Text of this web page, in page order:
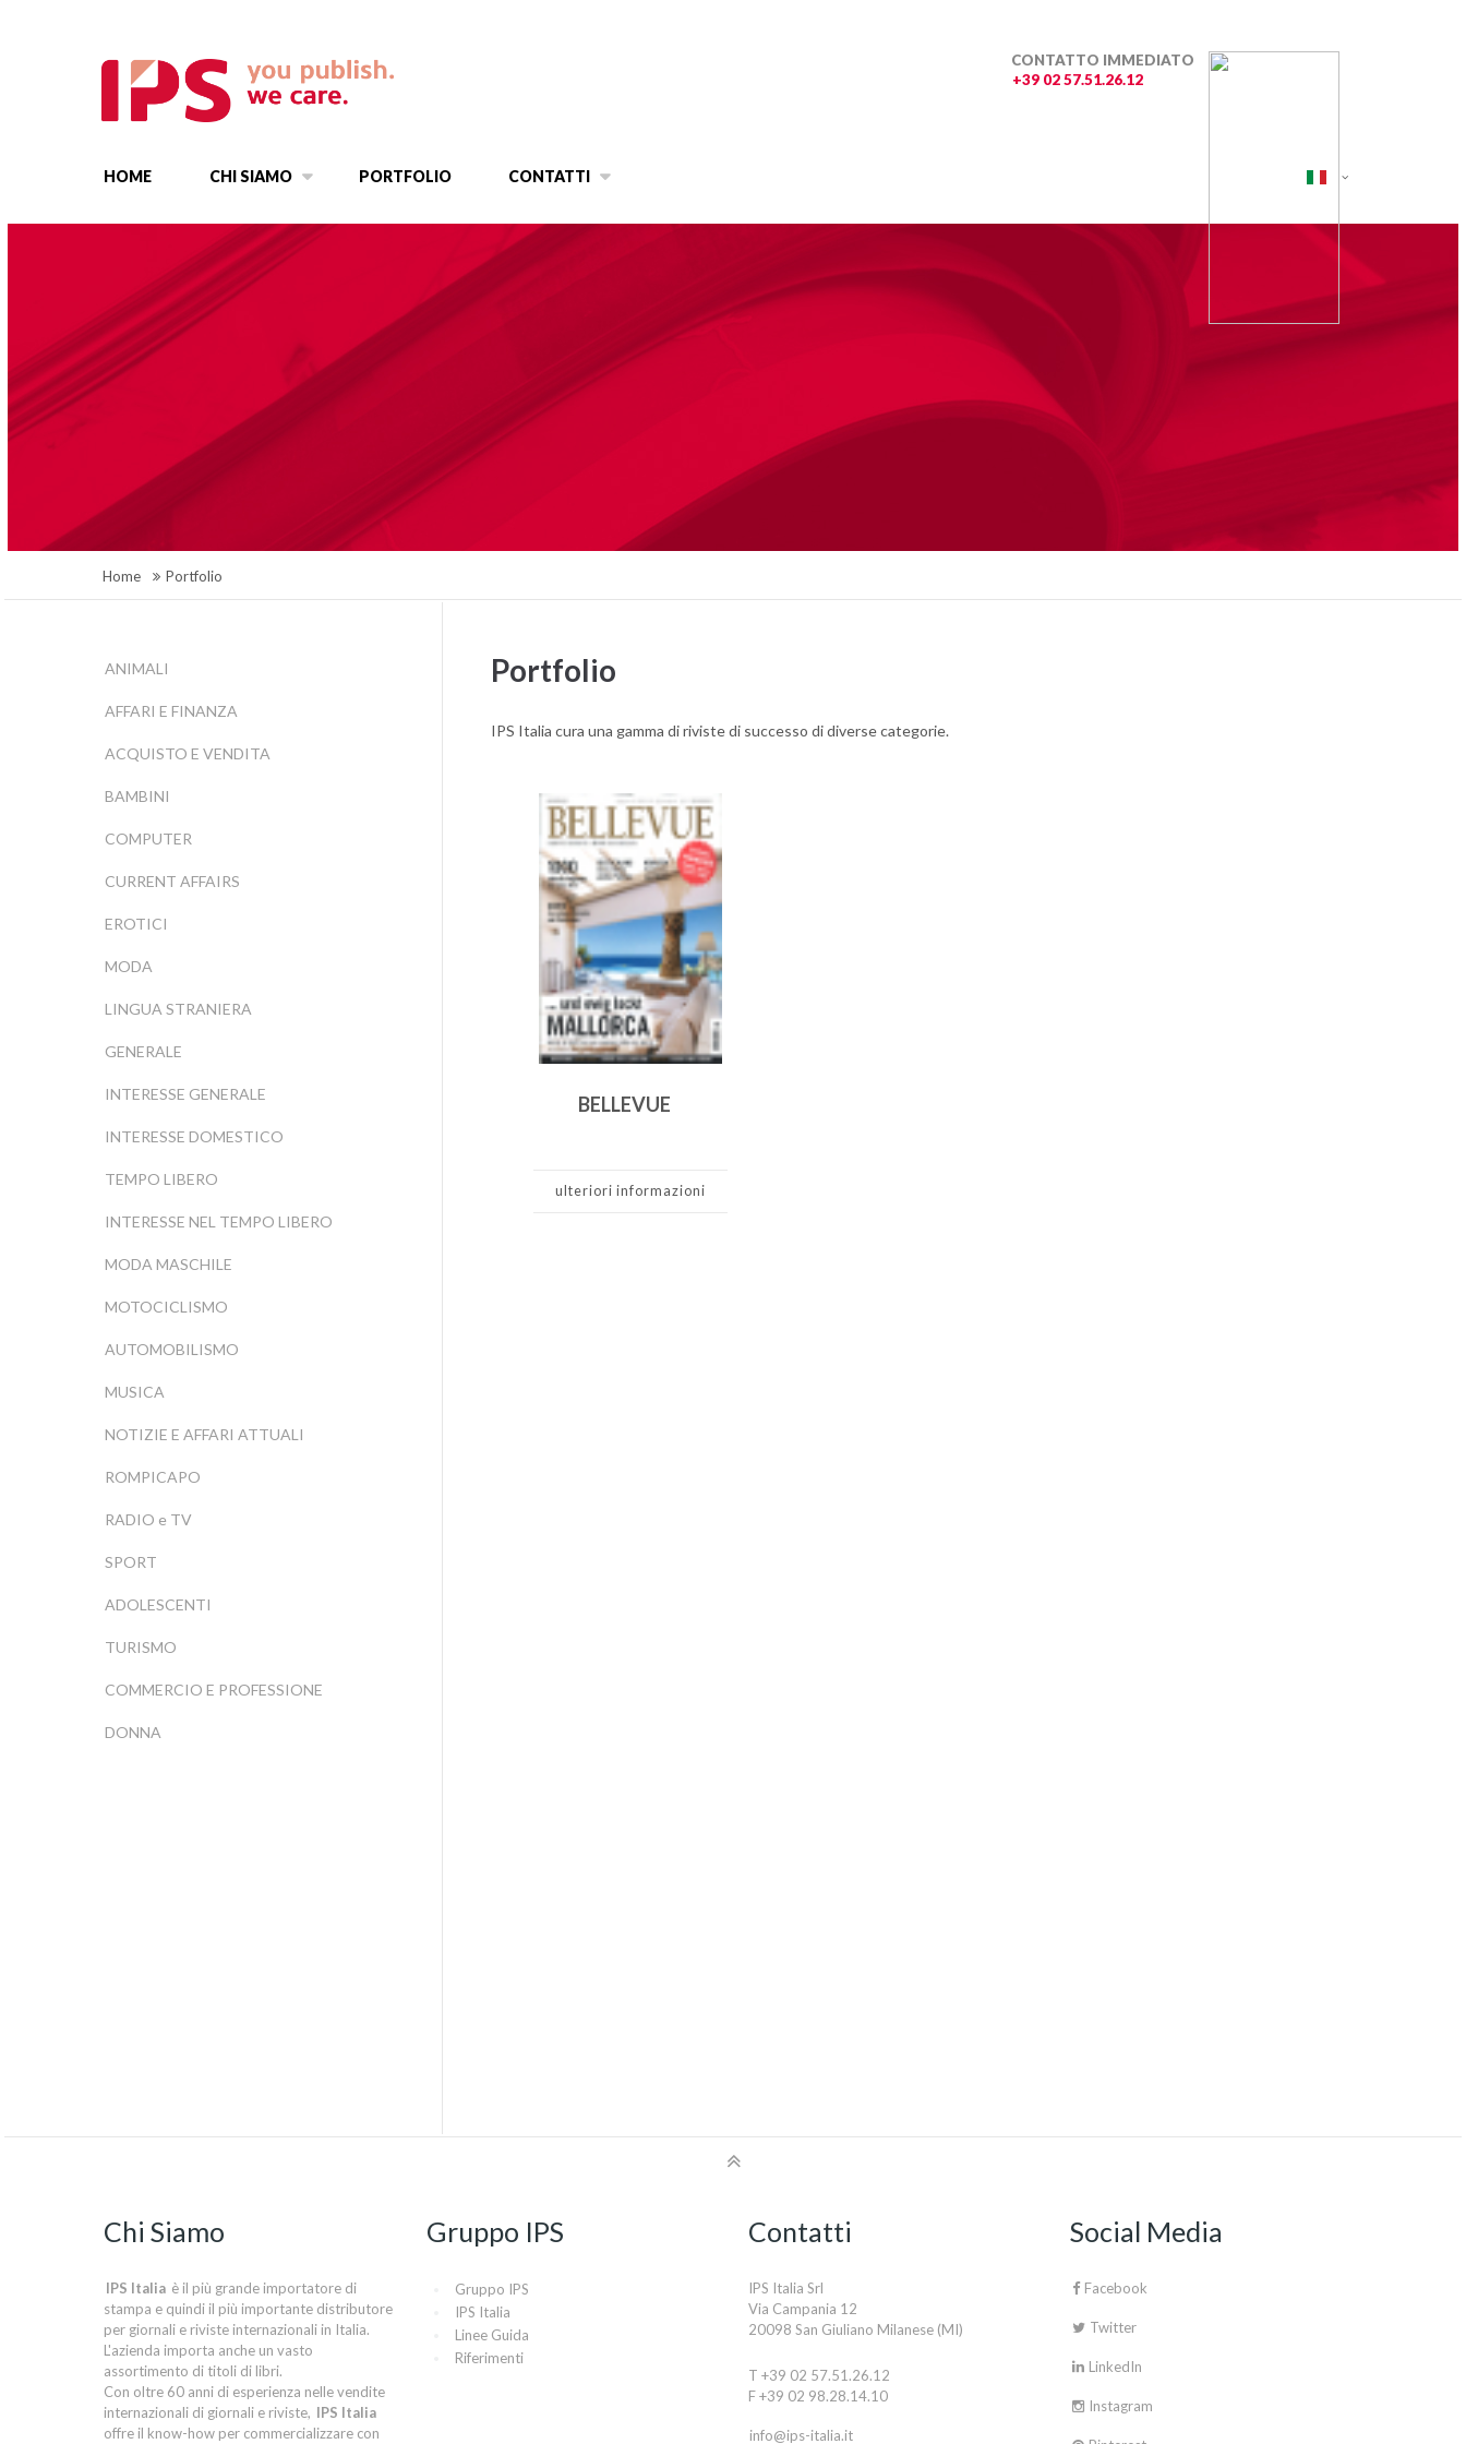
HOME CHI SIAMO PORTFOLIO CONTATTI
CONTATTO IMMEDIATO
+39 02 57.51.26.12
Home Portfolio
Portfolio
IPS Italia cura una gamma di riviste di successo di diverse categorie.
BELLEVUE
ulteriori informazioni
ANIMALI
AFFARI E FINANZA
ACQUISTO E VENDITA
BAMBINI
COMPUTER
CURRENT AFFAIRS
EROTICI
MODA
LINGUA STRANIERA
GENERALE
INTERESSE GENERALE
INTERESSE DOMESTICO
TEMPO LIBERO
INTERESSE NEL TEMPO LIBERO
MODA MASCHILE
MOTOCICLISMO
AUTOMOBILISMO
MUSICA
NOTIZIE E AFFARI ATTUALI
ROMPICAPO
RADIO e TV
SPORT
ADOLESCENTI
TURISMO
COMMERCIO E PROFESSIONE
DONNA
Chi Siamo
IPS Italia è il più grande importatore di
stampa e quindi il più importante distributore
per giornali e riviste internazionali in Italia.
L'azienda importa anche un vasto
assortimento di titoli di libri.
Con oltre 60 anni di esperienza nelle vendite
internazionali di giornali e riviste, IPS Italia
offre il know-how per commercializzare con
Gruppo IPS
Gruppo IPS
IPS Italia
Linee Guida
Riferimenti
Contatti
IPS Italia Srl
Via Campania 12
20098 San Giuliano Milanese (MI)
T +39 02 57.51.26.12
F +39 02 98.28.14.10
info@ips-italia.it
Social Media
Facebook
Twitter
LinkedIn
Instagram